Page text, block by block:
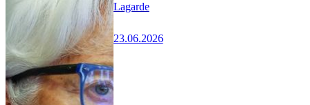
Lagarde
23.06.2026